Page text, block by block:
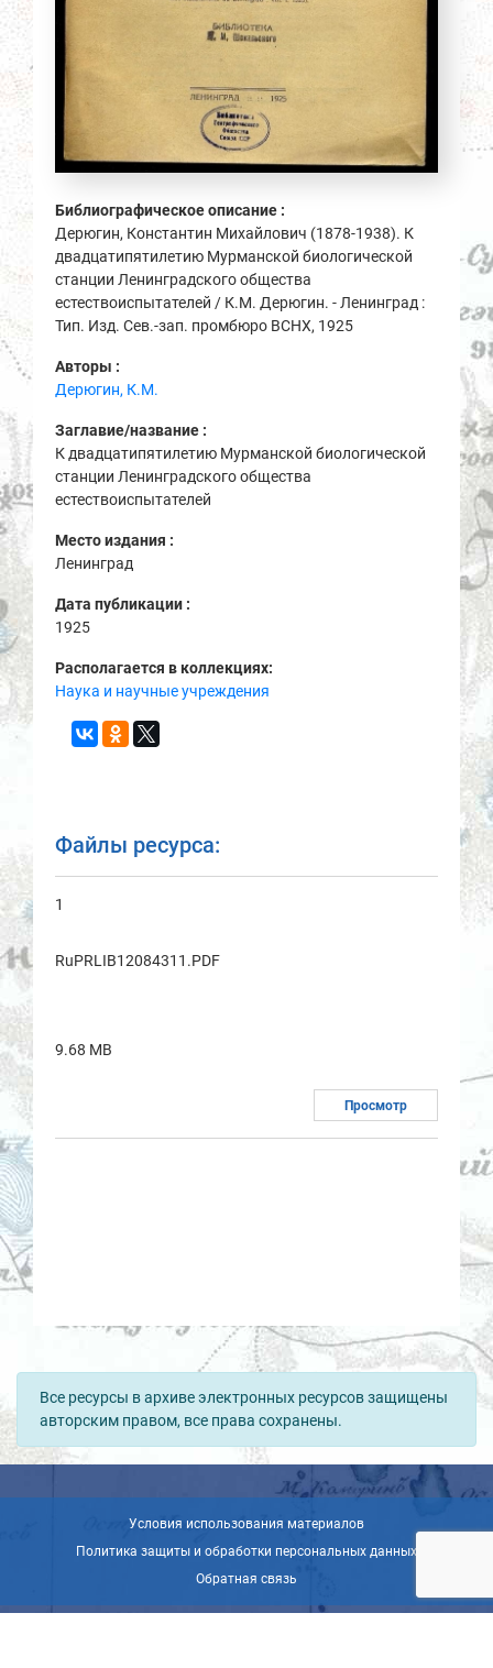
Библиографическое описание :
Дерюгин, Константин Михайлович (1878-1938). К
двадцатипятилетию Мурманской биологической
станции Ленинградского общества
естествоиспытателей / К.М. Дерюгин. - Ленинград :
Тип. Изд. Сев.-зап. промбюро ВСНХ, 1925
Авторы :
Дерюгин, К.М.
Заглавие/название :
К двадцатипятилетию Мурманской биологической
станции Ленинградского общества
естествоиспытателей
Место издания :
Ленинград
Дата публикации :
1925
Располагается в коллекциях:
Наука и научные учреждения
Файлы ресурса:
1
RuPRLIB12084311.PDF
9.68 MB
Просмотр
Все ресурсы в архиве электронных ресурсов защищены
авторским правом, все права сохранены.
Условия использования материалов
Политика защиты и обработки персональных данных
Обратная связь